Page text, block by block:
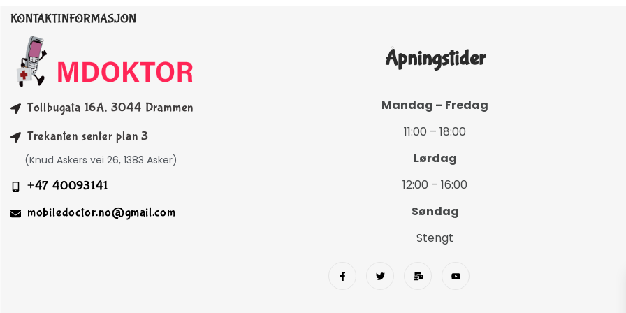
KONTAKTINFORMASJON
Tollbugata 16A, 3044 Drammen
Trekanten senter plan 3
(Knud Askers vei 26, 1383 Asker)
+47 40093141
mobiledoctor.no@gmail.com
Åpningstider
Mandag – Fredag
11:00 – 18:00
Lørdag
12:00 – 16:00
Søndag
Stengt